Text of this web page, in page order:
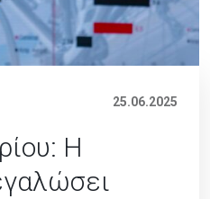
25.06.2025
Η